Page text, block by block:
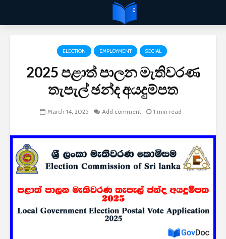
ELECTION EMPLOYMENT SOCIAL
2025 පළාත් පාලන මැතිවරණ
තැපැල් ඡන්ද අයදුම්පත
March 14, 2025 Add comment 1 min read